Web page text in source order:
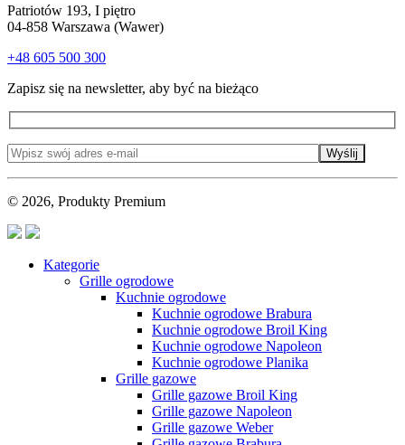
Patriotów 193, I piętro
04-858 Warszawa (Wawer)
+48 605 500 300
Zapisz się na newsletter, aby być na bieżąco
Wyślij
© 2026, Produkty Premium
Kategorie
Grille ogrodowe
Kuchnie ogrodowe
Kuchnie ogrodowe Brabura
Kuchnie ogrodowe Broil King
Kuchnie ogrodowe Napoleon
Kuchnie ogrodowe Planika
Grille gazowe
Grille gazowe Broil King
Grille gazowe Napoleon
Grille gazowe Weber